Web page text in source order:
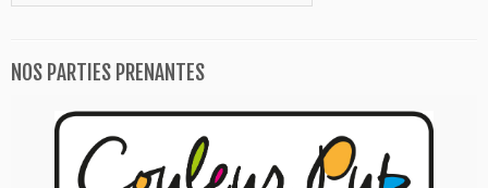
NOS PARTIES PRENANTES